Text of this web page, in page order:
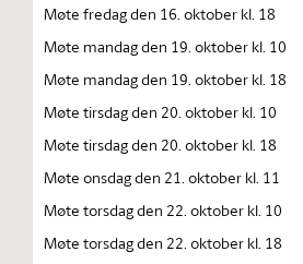
Møte fredag den 16. oktober kl. 18
Møte mandag den 19. oktober kl. 10
Møte mandag den 19. oktober kl. 18
Møte tirsdag den 20. oktober kl. 10
Møte tirsdag den 20. oktober kl. 18
Møte onsdag den 21. oktober kl. 11
Møte torsdag den 22. oktober kl. 10
Møte torsdag den 22. oktober kl. 18